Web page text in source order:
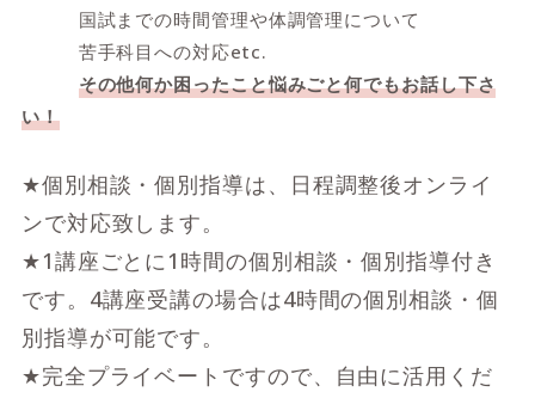
国試までの時間管理や体調管理について
苦手科目への対応etc.
その他何か困ったこと悩みごと何でもお話し下さ
い！
★個別相談・個別指導は、日程調整後オンライ
ンで対応致します。
★1講座ごとに1時間の個別相談・個別指導付き
です。4講座受講の場合は4時間の個別相談・個
別指導が可能です。
★完全プライベートですので、自由に活用くだ